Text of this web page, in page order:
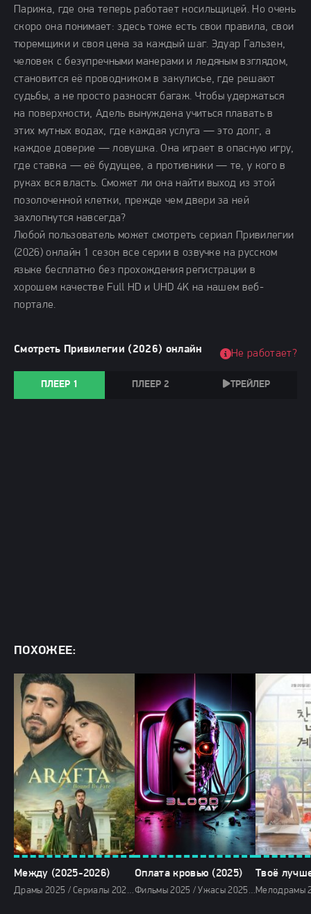
Парижа, где она теперь работает носильщицей. Но очень
скоро она понимает: здесь тоже есть свои правила, свои
тюремщики и своя цена за каждый шаг. Эдуар Гальзен,
человек с безупречными манерами и ледяным взглядом,
становится её проводником в закулисье, где решают
судьбы, а не просто разносят багаж. Чтобы удержаться
на поверхности, Адель вынуждена учиться плавать в
этих мутных водах, где каждая услуга — это долг, а
каждое доверие — ловушка. Она играет в опасную игру,
где ставка — её будущее, а противники — те, у кого в
руках вся власть. Сможет ли она найти выход из этой
позолоченной клетки, прежде чем двери за ней
захлопнутся навсегда?
Любой пользователь может смотреть сериал Привилегии
(2026) онлайн 1 сезон все серии в озвучке на русском
языке бесплатно без прохождения регистрации в
хорошем качестве Full HD и UHD 4K на нашем веб-
портале.
Смотреть Привилегии (2026) онлайн
ПЛЕЕР 1 ПЛЕЕР 2 ТРЕЙЛЕР
Не работает?
ПОХОЖЕЕ:
Между (2025-2026)
Драмы 2025 / Сериалы 2025 / Новинки сериалов 2025 / Сериалы декабря 2025 / Турецкие сериалы / Фильмы 2025 / Сериалы 2026 / Фильмы 2026 / Драмы 2026 / Сериалы января 2026 / Новинки сериалов 2026 / Смотреть фильмы онлайн
Оплата кровью (2025)
Фильмы 2025 / Ужасы 2025 / Фантастические 2025 / Зарубежные фильмы 2025 / Новинки кино 2025 / Последние фильмы 2025 / Популярные фильмы / Смотреть фильмы онлайн